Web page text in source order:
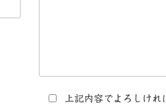
上記内容でよろしけ